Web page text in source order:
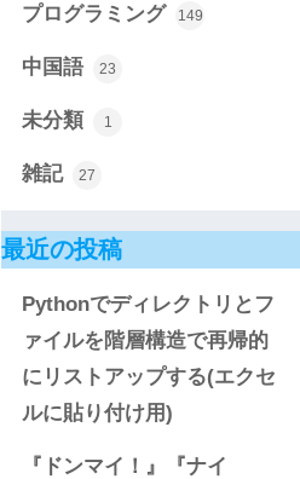
プログラミング 149
中国語 23
未分類 1
雑記 27
最近の投稿
Pythonでディレクトリとフ
ァイルを階層構造で再帰的
にリストアップする(エクセ
ルに貼り付け用)
『ドンマイ！』『ナイ